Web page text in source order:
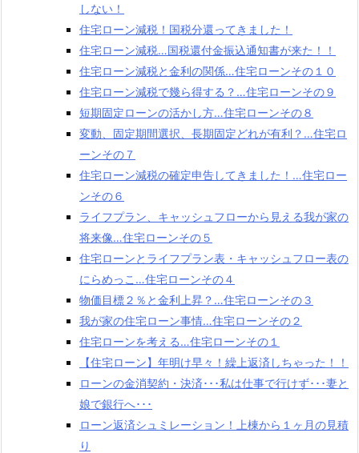
しない！
住宅ローン減税！国税分還ってきました！
住宅ローン減税…国税還付金振込通知書が来た！！
住宅ローン減税と金利の関係…住宅ローンその１０
住宅ローン減税で幾ら得する？…住宅ローンその９
短期固定ローンの活かし方…住宅ローンその８
変動、固定期間選択、長期固定どれが有利？…住宅ロ
ーンその７
住宅ローン減税の確定申告してきました！…住宅ロー
ンその６
ライフプラン、キャッシュフローから見える我が家の
将来像…住宅ローンその５
住宅ローンとライフプラン表・キャッシュフロー表の
にらめっこ…住宅ローンその４
物価目標２％と金利上昇？…住宅ローンその３
我が家の住宅ローン事情…住宅ローンその２
住宅ローンを考える…住宅ローンその１
【住宅ローン】年明け早々！繰上返済しちゃった！！
ローンの金消契約・決済･･･私は仕事で行けず･･･妻と
娘で銀行へ･･･
ローン返済シュミレーション！上棟から１ヶ月の見積
り